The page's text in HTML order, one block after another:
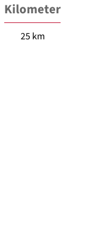
Kilometer
25 km